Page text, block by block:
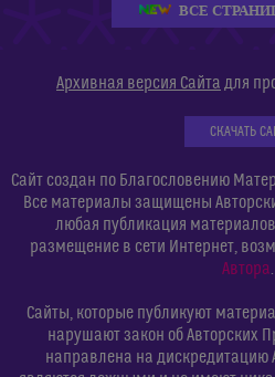
ВСЕ
Архивная версия Сайта для
СКАЧАТЬ
Сайт создан по Благословению
Все материалы защищены
любая публикация
размещение в сети Интернет,
Автора.
Сайты, которые публикуют
нарушают закон об Авторских
направлена на дискредитацию